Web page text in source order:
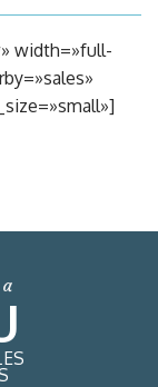
width=»full-